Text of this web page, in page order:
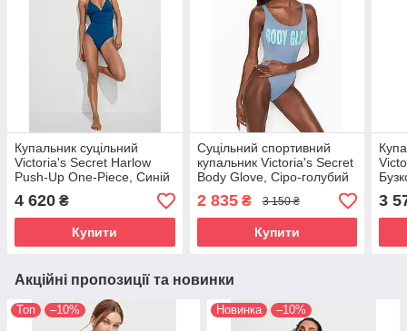
Купальник суцільний
Victoria's Secret Harlow
Push-Up One-Piece, Синій
4 620 ₴
Купити
Суцільний спортивний
купальник Victoria's Secret
Body Glove, Сіро-голубий
L
2 835₴ 3 150 ₴
Купити
3
Акційні пропозиції та новинки
Топ –10% Новинка –10%